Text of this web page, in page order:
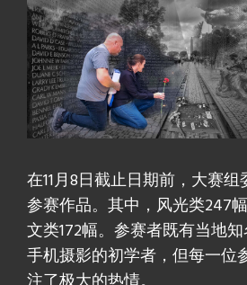
在11月8日截止日期前，大赛
参赛作品。其中，风光类247
文类172幅。参赛者既有当地
手机摄影的初学者，但每一位